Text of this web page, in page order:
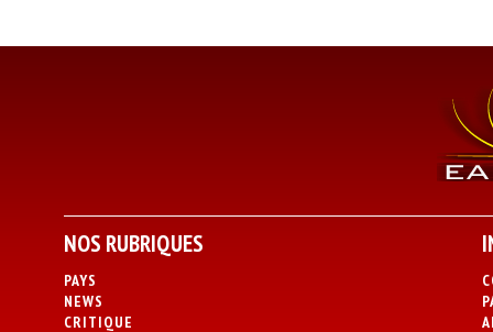
NOS RUBRIQUES
PAYS
NEWS
CRITIQUE